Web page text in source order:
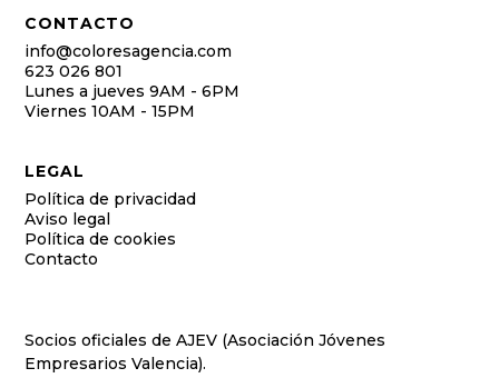
CONTACTO
info@coloresagencia.com
623 026 801
Lunes a jueves 9AM - 6PM
Viernes 10AM - 15PM
LEGAL
Política de privacidad
Aviso legal
Política de cookies
Contacto
Socios oficiales de AJEV (Asociación Jóvenes
Empresarios Valencia).